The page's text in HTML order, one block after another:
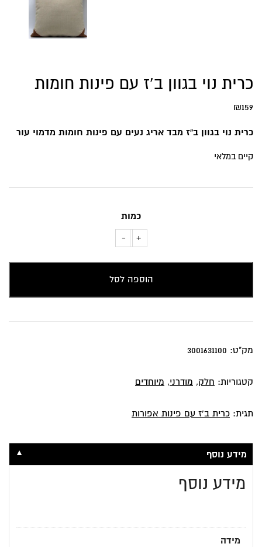
כרית נוי בגוון ב’ז עם פינות חומות
₪159
כרית נוי בגוון ב”ז מבד אריג נעים עם פינות חומות מדמוי עור
קיים במלאי
כמות
+
כמות
של
כרית
נוי
-
הוספה לסל
מק"ט: 3001631100
קטגוריות: חלק, מודרני, מיוחדים
תגית: כרית ב'ז עם פינות אפורות
מידע נוסף ▼
מידע נוסף
מידה